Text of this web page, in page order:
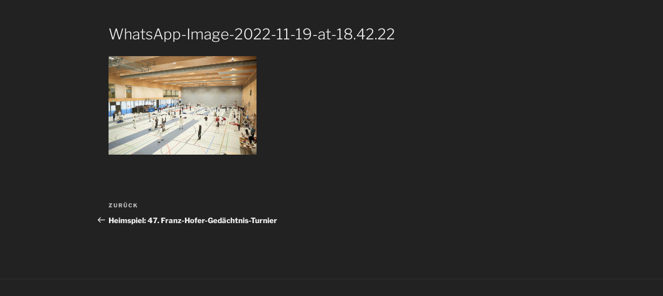
WhatsApp-Image-2022-11-19-at-18.42.22
Beitragsnavigation
Vorheriger
Beitrag
ZURÜCK
Heimspiel: 47. Franz-Hofer-Gedächtnis-Turnier